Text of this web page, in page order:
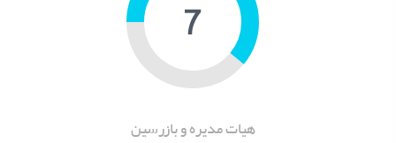
9
هیات مدیره و بازرسین